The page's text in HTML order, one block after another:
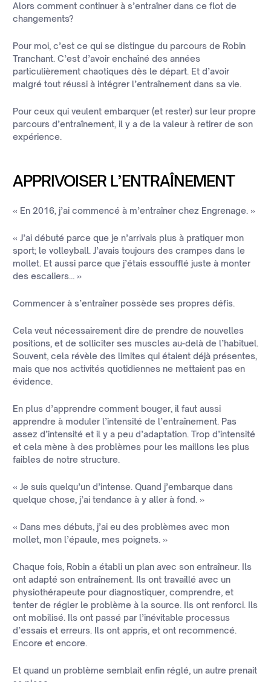
Alors comment continuer à s’entraîner dans ce flot de
changements?
Pour moi, c’est ce qui se distingue du parcours de Robin
Tranchant. C’est d’avoir enchaîné des années
particulièrement chaotiques dès le départ. Et d’avoir
malgré tout réussi à intégrer l’entraînement dans sa vie.
Pour ceux qui veulent embarquer (et rester) sur leur propre
parcours d’entraînement, il y a de la valeur à retirer de son
expérience.
APPRIVOISER L’ENTRAÎNEMENT
« En 2016, j’ai commencé à m’entraîner chez Engrenage. »
« J’ai débuté parce que je n’arrivais plus à pratiquer mon
sport; le volleyball. J’avais toujours des crampes dans le
mollet. Et aussi parce que j’étais essoufflé juste à monter
des escaliers… »
Commencer à s’entraîner possède ses propres défis.
Cela veut nécessairement dire de prendre de nouvelles
positions, et de solliciter ses muscles au-delà de l’habituel.
Souvent, cela révèle des limites qui étaient déjà présentes,
mais que nos activités quotidiennes ne mettaient pas en
évidence.
En plus d’apprendre comment bouger, il faut aussi
apprendre à moduler l’intensité de l’entraînement. Pas
assez d’intensité et il y a peu d’adaptation. Trop d’intensité
et cela mène à des problèmes pour les maillons les plus
faibles de notre structure.
« Je suis quelqu’un d’intense. Quand j’embarque dans
quelque chose, j’ai tendance à y aller à fond. »
« Dans mes débuts, j’ai eu des problèmes avec mon
mollet, mon l’épaule, mes poignets. »
Chaque fois, Robin a établi un plan avec son entraîneur. Ils
ont adapté son entraînement. Ils ont travaillé avec un
physiothérapeute pour diagnostiquer, comprendre, et
tenter de régler le problème à la source. Ils ont renforci. Ils
ont mobilisé. Ils ont passé par l’inévitable processus
d’essais et erreurs. Ils ont appris, et ont recommencé.
Encore et encore.
Et quand un problème semblait enfin réglé, un autre prenait